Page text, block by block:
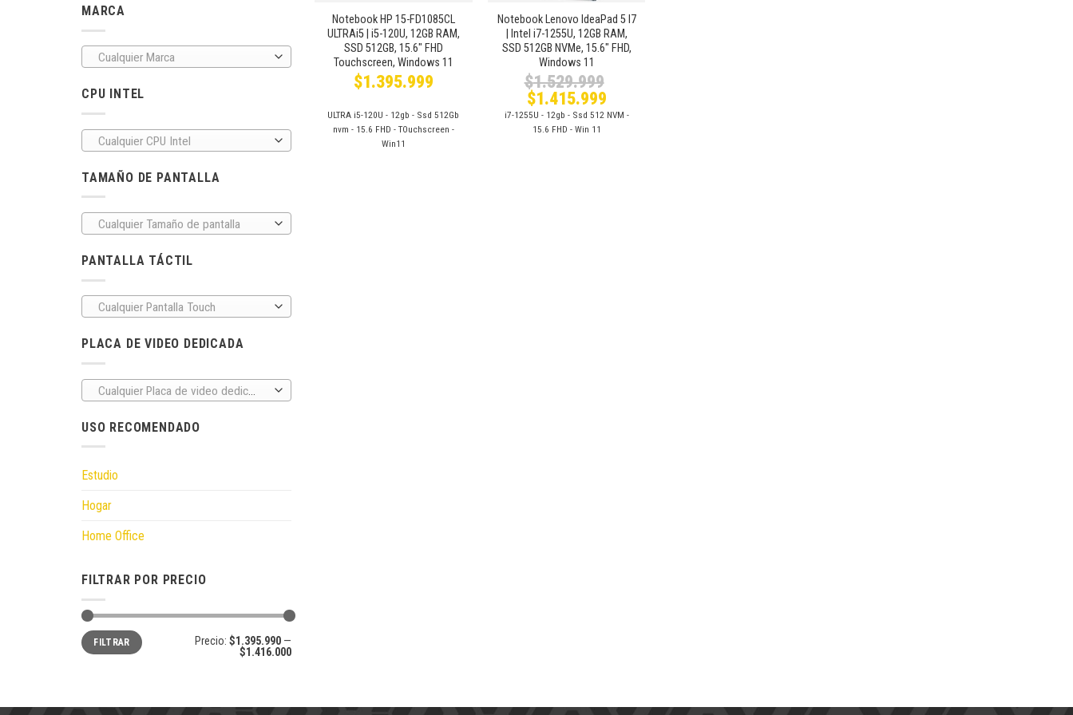
MARCA
Cualquier Marca
CPU INTEL
Cualquier CPU Intel
TAMAÑO DE PANTALLA
Cualquier Tamaño de pantalla
PANTALLA TÁCTIL
Cualquier Pantalla Touch
PLACA DE VIDEO DEDICADA
Cualquier Placa de video dedicada
USO RECOMENDADO
Estudio
Hogar
Home Office
FILTRAR POR PRECIO
Precio
mínimo
Precio
máximo
FILTRAR Precio: $1.395.990—
$1.416.000
Notebook HP 15-FD1085CL
ULTRAi5 | i5-120U, 12GB RAM,
SSD 512GB, 15.6″ FHD
Touchscreen, Windows 11
$1.395.999
ULTRA i5-120U - 12gb - Ssd 512Gb
nvm - 15.6 FHD - TOuchscreen -
Win11
Notebook Lenovo IdeaPad 5 I7
| Intel i7-1255U, 12GB RAM,
SSD 512GB NVMe, 15.6″ FHD,
Windows 11
$1.529.999
El
precio
original
era:
$1.415.999El
precio
actual
i7-1255U - 12gb - Ssd 512 NVM -
15.6 FHD - Win 11